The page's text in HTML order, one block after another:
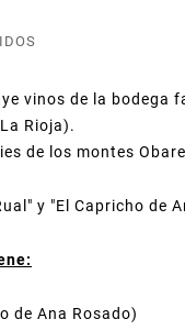
vinos de la bodega
Rioja).
de los montes
y "El Capricho de
de Ana Rosado)